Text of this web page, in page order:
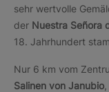
sehr wertvolle
der Nuestra Señora
18. Jahrhundert
Nur 6 km vom
Salinen von Janubio